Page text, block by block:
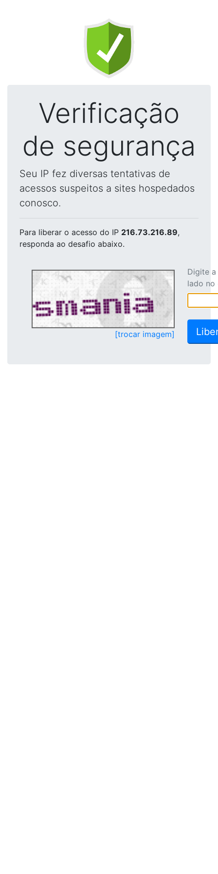
Verificação
de segurança
Seu IP fez diversas tentativas de
acessos suspeitos a sites hospedados
conosco.
Para liberar o acesso do IP 216.73.216.89,
responda ao desafio abaixo.
[trocar imagem]
Digite
lado no